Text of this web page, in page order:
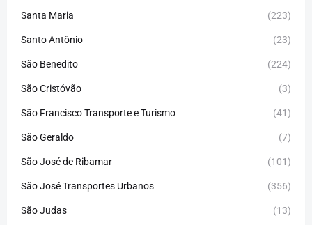
Santa Maria (223)
Santo Antônio (23)
São Benedito (224)
São Cristóvão (3)
São Francisco Transporte e Turismo (41)
São Geraldo (7)
São José de Ribamar (101)
São José Transportes Urbanos (356)
São Judas (13)